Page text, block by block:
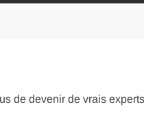
de devenir de vrais